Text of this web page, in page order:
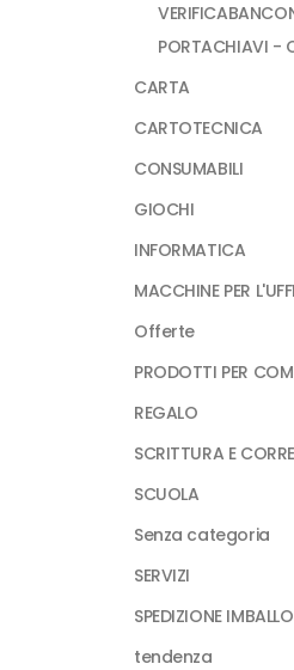
PORTACHIAVI -
CARTA
CARTOTECNICA
CONSUMABILI
GIOCHI
INFORMATICA
MACCHINE PER
Offerte
PRODOTTI PER
REGALO
SCRITTURA E
SCUOLA
Senza categoria
SERVIZI
SPEDIZIONE
tendenza